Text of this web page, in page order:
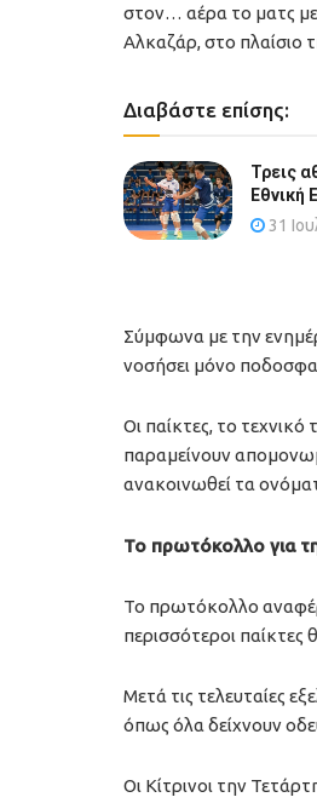
στον… αέρα το ματς
Αλκαζάρ, στο πλαίσιο
Διαβάστε επίσης:
Τρεις
Εθνική
31
Σύμφωνα με την
νοσήσει μόνο
Οι παίκτες, το
παραμείνουν
ανακοινωθεί τα
Το πρωτόκολλο για
Το πρωτόκολλο
περισσότεροι παίκτες
Μετά τις τελευταίες
όπως όλα δείχνουν
Οι Κίτρινοι την